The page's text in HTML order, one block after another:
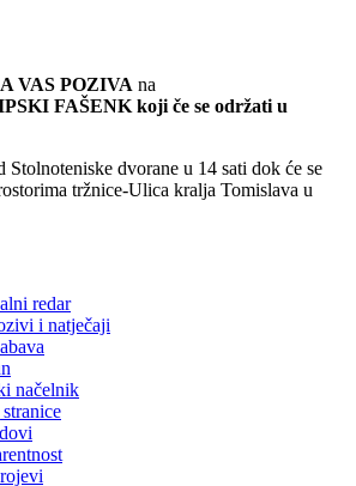
VAS POZIVA na
FAŠENK koji če se održati u
Stolnoteniske dvorane u 14 sati dok će se
tržnice-Ulica kralja Tomislava u
redar
i natječaji
načelnik